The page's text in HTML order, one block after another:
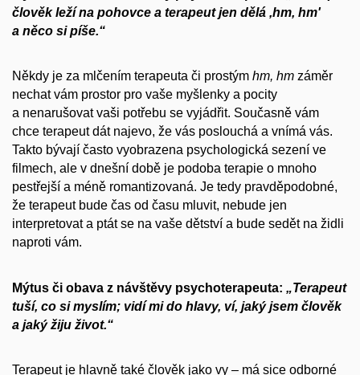
člověk leží na pohovce a terapeut jen dělá ,hm, hm'
a něco si píše.“
Někdy je za mlčením terapeuta či prostým hm, hm záměr
nechat vám prostor pro vaše myšlenky a pocity
a nenarušovat vaši potřebu se vyjádřit. Současně vám
chce terapeut dát najevo, že vás poslouchá a vnímá vás.
Takto bývají často vyobrazena psychologická sezení ve
filmech, ale v dnešní době je podoba terapie o mnoho
pestřejší a méně romantizovaná. Je tedy pravděpodobné,
že terapeut bude čas od času mluvit, nebude jen
interpretovat a ptát se na vaše dětství a bude sedět na židli
naproti vám.
Mýtus či obava z návštěvy psychoterapeuta: „Terapeut
tuší, co si myslím; vidí mi do hlavy, ví, jaký jsem člověk
a jaký žiju život.“
Terapeut je hlavně také člověk jako vy – má sice odborné